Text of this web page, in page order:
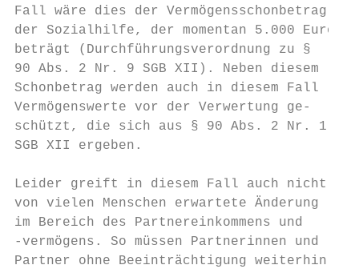
Fall wäre dies der
der Sozialhilfe, der momentan 5.000 Euro
beträgt (Durchführungsverordnung zu §
90 Abs. 2 Nr. 9 SGB XII). Neben diesem
Schonbetrag werden auch in diesem
Vermögenswerte vor der Verwertung ge-
schützt, die sich aus § 90 Abs. 2 Nr. 1 bis
SGB XII ergeben.
Leider greift in diesem Fall auch nicht
von vielen Menschen erwartete Änderung
im Bereich des Partnereinkommens und
-vermögens. So müssen Partnerinnen
Partner ohne Beeinträchtigung weiterhin